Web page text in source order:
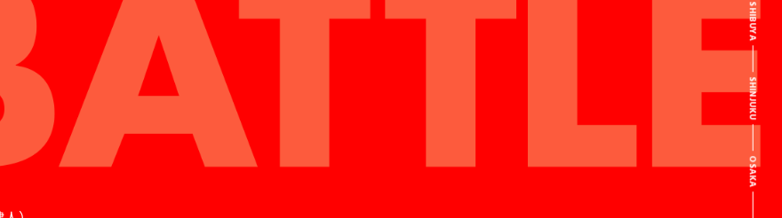
SHIBUYA
SHINJUKU
OSAKA